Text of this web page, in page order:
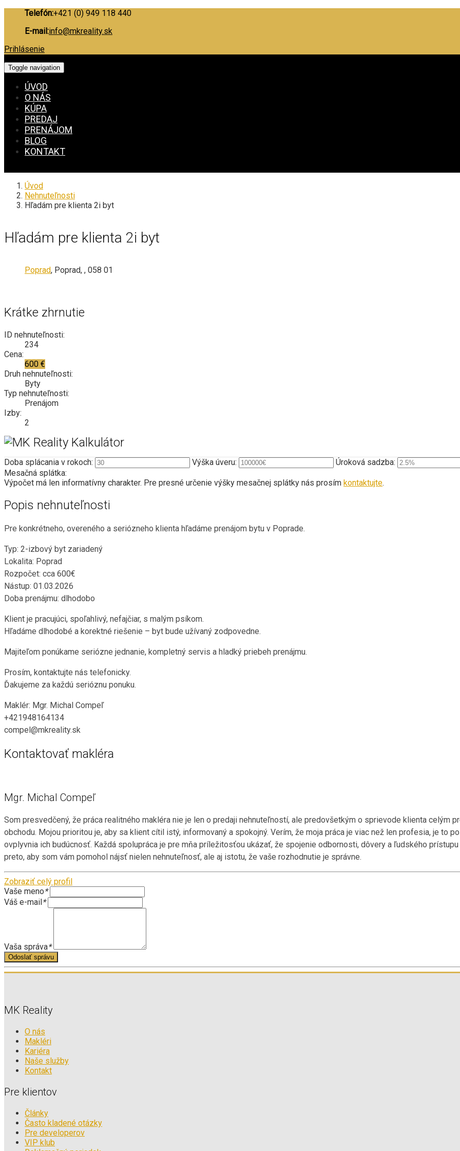
Telefón:+421 (0) 949 118 440
E-mail:info@mkreality.sk
Prihlásenie
Toggle navigation
ÚVOD
O NÁS
KÚPA
PREDAJ
PRENÁJOM
BLOG
KONTAKT
Úvod
Nehnuteľnosti
Hľadám pre klienta 2i byt
Hľadám pre klienta 2i byt
Poprad, Poprad, , 058 01
Krátke zhrnutie
ID nehnuteľnosti:
234
Cena:
600 €
Druh nehnuteľnosti:
Byty
Typ nehnuteľnosti:
Prenájom
Izby:
2
Kalkulátor
Doba splácania v rokoch: Výška úveru: Úroková sadzba:
Mesačná splátka:
Výpočet má len informatívny charakter. Pre presné určenie výšky mesačnej splátky nás prosím kontaktujte.
Popis nehnuteľnosti
Pre konkrétneho, overeného a seriózneho klienta hľadáme prenájom bytu v Poprade.
Typ: 2-izbový byt zariadený
Lokalita: Poprad
Rozpočet: cca 600€
Nástup: 01.03.2026
Doba prenájmu: dlhodobo
Klient je pracujúci, spoľahlivý, nefajčiar, s malým psíkom.
Hľadáme dlhodobé a korektné riešenie – byt bude užívaný zodpovedne.
Majiteľom ponúkame seriózne jednanie, kompletný servis a hladký priebeh prenájmu.
Prosím, kontaktujte nás telefonicky.
Ďakujeme za každú serióznu ponuku.
Maklér: Mgr. Michal Compeľ
+421948164134
compel@mkreality.sk
Kontaktovať makléra
Mgr. Michal Compeľ
Som presvedčený, že práca realitného makléra nie je len o predaji nehnuteľností, ale predovšetkým o sprievode klienta celým
obchodu. Mojou prioritou je, aby sa klient cítil istý, informovaný a spokojný. Verím, že moja práca je viac než len profesia, je to
ovplyvnia ich budúcnosť. Každá spolupráca je pre mňa príležitosťou ukázať, že spojenie odbornosti, dôvery a ľudského
preto, aby som vám pomohol nájsť nielen nehnuteľnosť, ale aj istotu, že vaše rozhodnutie je správne.
Zobraziť celý profil
Vaše meno*
Váš e-mail*
Vaša správa*
Odoslať správu
MK Reality
O nás
Makléri
Kariéra
Naše služby
Kontakt
Pre klientov
Články
Často kladené otázky
Pre developerov
VIP klub